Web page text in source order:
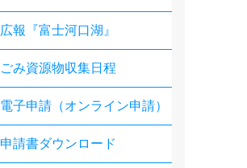
広報『富士河口湖』
ごみ資源物収集日程
電子申請（オンライン申請）
申請書ダウンロード